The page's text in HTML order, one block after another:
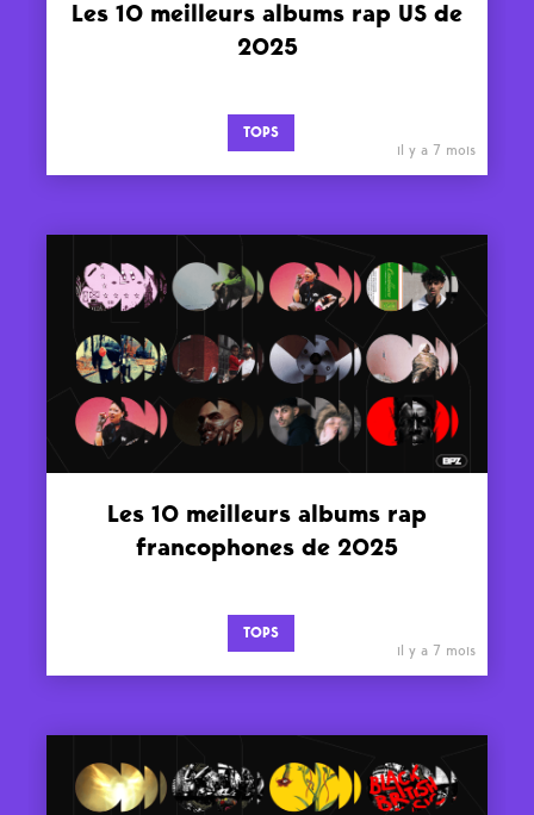
Les 10 meilleurs albums rap US de
2025
TOPS
il y a 7 mois
Les 10 meilleurs albums rap
francophones de 2025
TOPS
il y a 7 mois